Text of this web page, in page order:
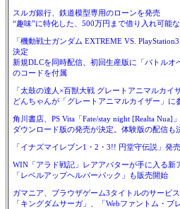
スルガ銀行、鉄道模型専用のローンを発売
“趣味”に特化した、500万円まで借り入れ可能
「機動戦士ガンダム EXTREME VS.
決定
新規DLCを同時配信、初回生産版に「バトルオ
のコードを付属
「太鼓の達人×百獣大戦 グレートアニマルカイ
どんちゃんが「グレートアニマルカイザー」に
角川書店、PS Vita「Fate/stay night [Realta Nua]」
ダウンロード版の発売が決定。体験版の配信も
「イナズマイレブン1・2・3!! 円堂守伝説」発
WIN「アラド戦記」レアアバターが手に入る新
「レベルアップヘルパーパック」も販売開始
ガマニア、ブラウザゲーム3タイトルのサービ
「キングダムサーガ」、「Webファントム・ブ